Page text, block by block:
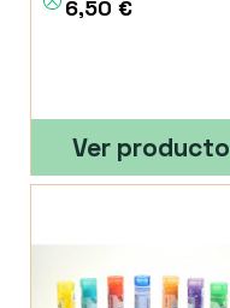
6,50 €
Ver producto